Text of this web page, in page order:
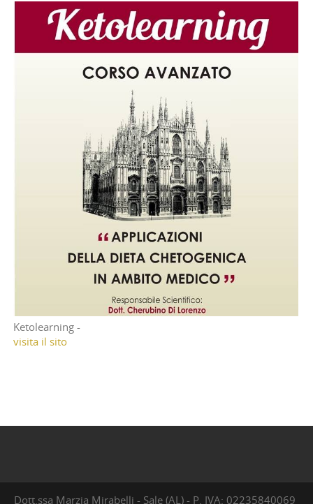
Ketolearning -
visita il sito
Dott.ssa Marzia Mirabelli - Sale (AL) - P. IVA: 02235840069